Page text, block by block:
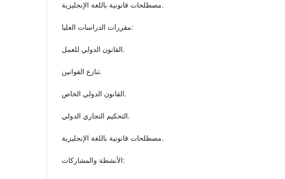
مصطلحات قانونية باللغة الإنجليزية.
مقررات الدراسات العليا:
القانون الدولي للعمل.
تنازع القوانين.
القانون الدولي الخاص.
التحكيم التجاري الدولي.
مصطلحات قانونية باللغة الإنجليزية.
الأنشطة والمشاركات: